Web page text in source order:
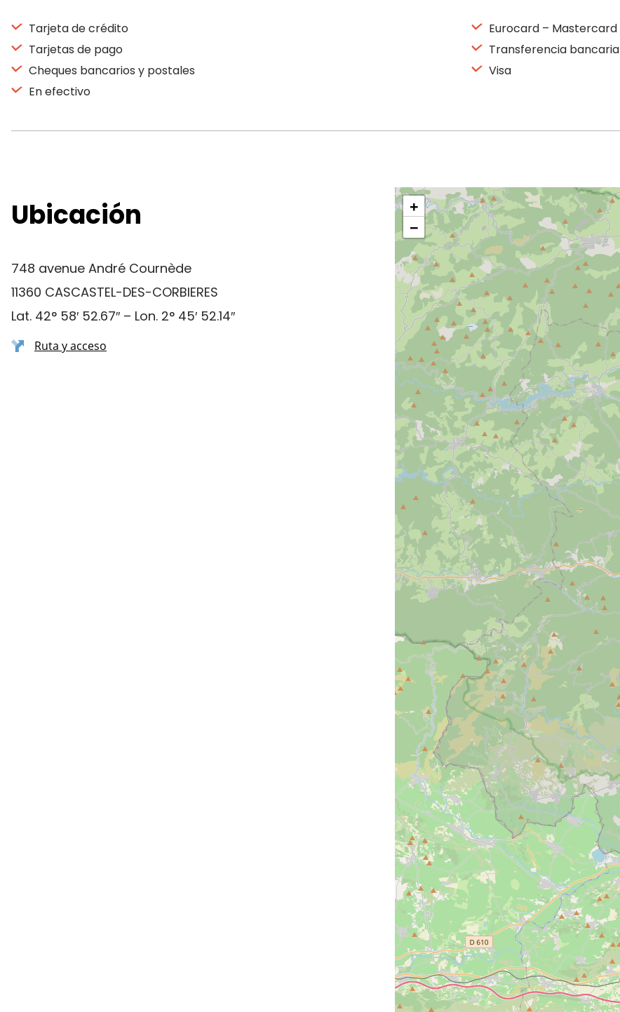
Tarjeta de crédito
Tarjetas de pago
Cheques bancarios y postales
En efectivo
Eurocard – Mastercard
Transferencia bancaria
Visa
Ubicación
748 avenue André Cournède
11360 CASCASTEL-DES-CORBIERES
Lat. 42° 58′ 52.67″ – Lon. 2° 45′ 52.14″
Ruta y acceso
+
−